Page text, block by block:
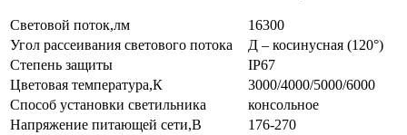
Световой поток,лм
16300
Угол рассеивания светового потока
Д – косинусная (120°)
Степень защиты
IP67
Цветовая температура,К
3000/4000/5000/6000
Способ установки светильника
консольное
Напряжение питающей сети,В
176-270